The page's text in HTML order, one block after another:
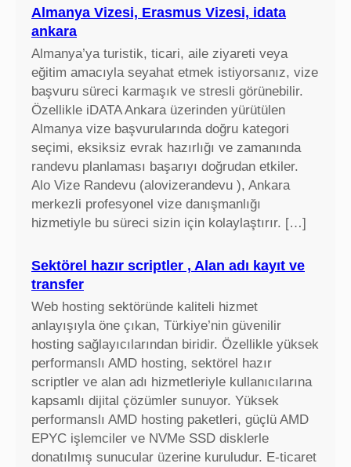
Almanya Vizesi, Erasmus Vizesi, idata
ankara
Almanya’ya turistik, ticari, aile ziyareti veya
eğitim amacıyla seyahat etmek istiyorsanız, vize
başvuru süreci karmaşık ve stresli görünebilir.
Özellikle iDATA Ankara üzerinden yürütülen
Almanya vize başvurularında doğru kategori
seçimi, eksiksiz evrak hazırlığı ve zamanında
randevu planlaması başarıyı doğrudan etkiler.
Alo Vize Randevu (alovizerandevu ), Ankara
merkezli profesyonel vize danışmanlığı
hizmetiyle bu süreci sizin için kolaylaştırır. […]
Sektörel hazır scriptler , Alan adı kayıt ve
transfer
Web hosting sektöründe kaliteli hizmet
anlayışıyla öne çıkan, Türkiye’nin güvenilir
hosting sağlayıcılarından biridir. Özellikle yüksek
performanslı AMD hosting, sektörel hazır
scriptler ve alan adı hizmetleriyle kullanıcılarına
kapsamlı dijital çözümler sunuyor. Yüksek
performanslı AMD hosting paketleri, güçlü AMD
EPYC işlemciler ve NVMe SSD disklerle
donatılmış sunucular üzerine kuruludur. E-ticaret